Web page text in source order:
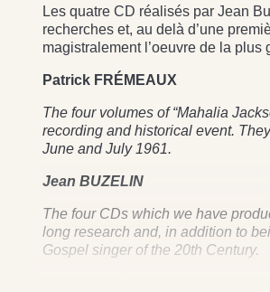
Les quatre CD réalisés par Jean
recherches et, au delà d’une
magistralement l’oeuvre de la
Patrick FRÉMEAUX
The four volumes of “Mahalia
recording and historical event.
June and July 1961.
Jean BUZELIN
The four CDs which we have
long research and, in addition to
Gospel singer of the 20th Century.